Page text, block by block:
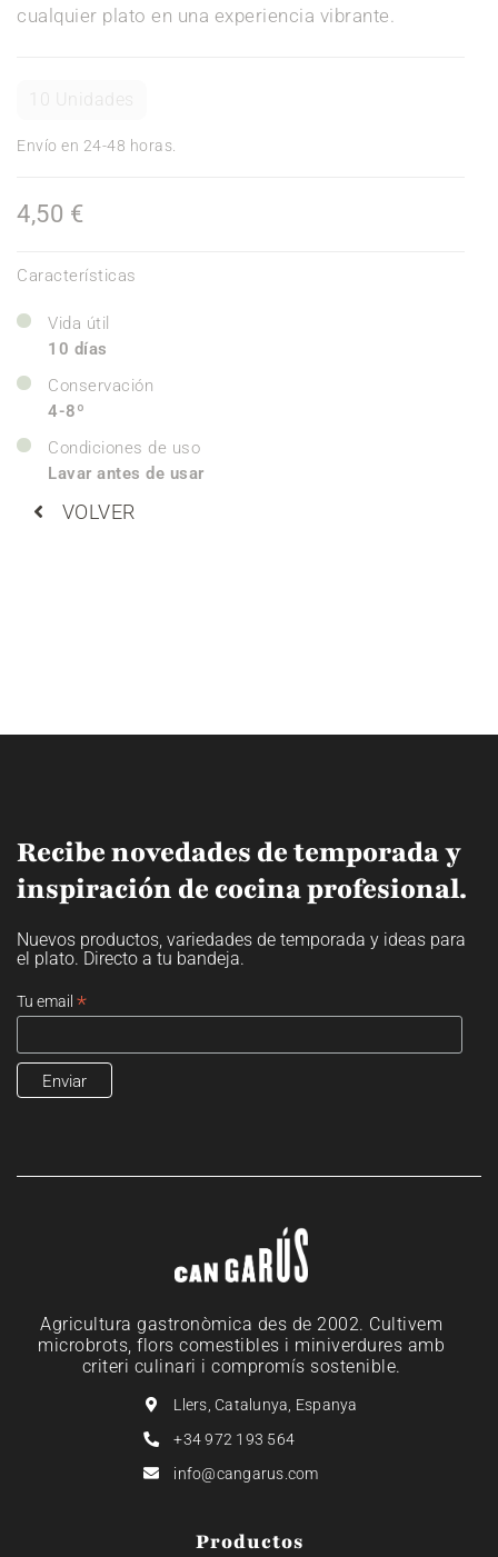
cualquier plato en una experiencia vibrante.
10 Unidades
Envío en 24-48 horas.
4,50 €
Características
Vida útil
10 días
Conservación
4-8º
Condiciones de uso
Lavar antes de usar
VOLVER
Recibe novedades de temporada y
inspiración de cocina profesional.
Nuevos productos, variedades de temporada y ideas para
el plato. Directo a tu bandeja.
Tu email *
Agricultura gastronòmica des de 2002. Cultivem
microbrots, flors comestibles i miniverdures amb
criteri culinari i compromís sostenible.
Llers, Catalunya, Espanya
+34 972 193 564
info@cangarus.com
Productos